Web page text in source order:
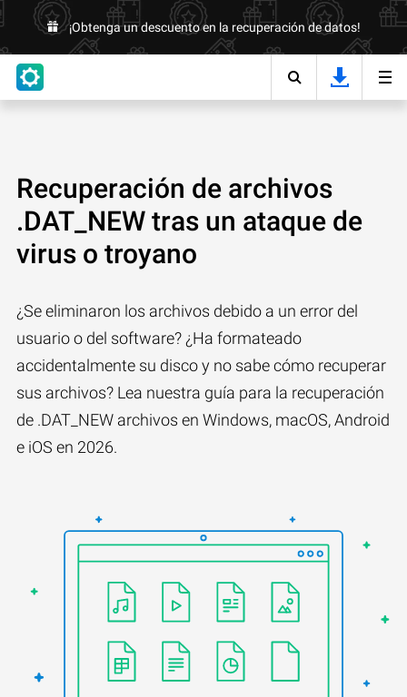
¡Obtenga un descuento en la recuperación de datos!
Recuperación de archivos
.DAT_NEW tras un ataque de
virus o troyano
¿Se eliminaron los archivos debido a un error del
usuario o del software? ¿Ha formateado
accidentalmente su disco y no sabe cómo recuperar
sus archivos? Lea nuestra guía para la recuperación
de .DAT_NEW archivos en Windows, macOS, Android
e iOS en 2026.